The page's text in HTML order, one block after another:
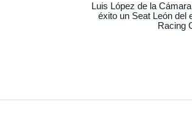
Luis López de la
éxito un Seat León del
Racing